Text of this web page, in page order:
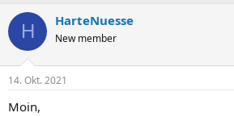
s
e
r
s
e
t
H HarteNuesse
New member
14. Okt. 2021
Moin,